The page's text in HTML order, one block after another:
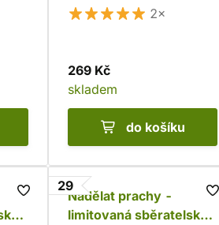
2×
269 Kč
skladem
do košíku
29
Nadělat prachy -
limitovaná sběratelská